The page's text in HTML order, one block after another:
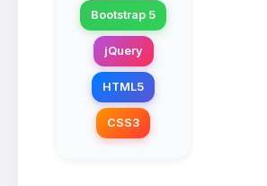
Bootstrap 5
jQuery
HTML5
CSS3